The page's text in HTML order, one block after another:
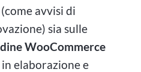
(come avvisi di
sia sulle
WooCommerce
elaborazione e